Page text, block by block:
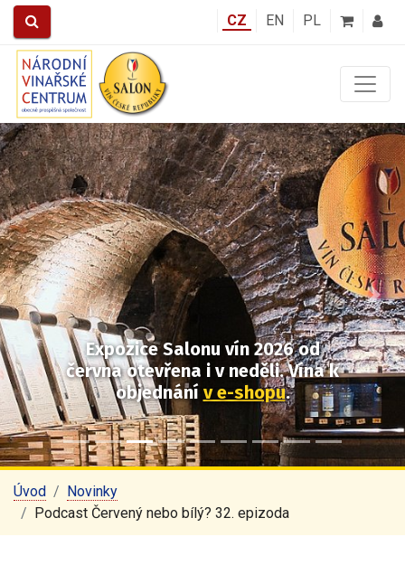
CZ EN PL
Expozice Salonu vín 2026od
června otevřena i v neděli.Vína k
objednání v e-shopu.
Předchozí Další
Úvod
Novinky
Podcast Červený nebo bílý? 32. epizoda